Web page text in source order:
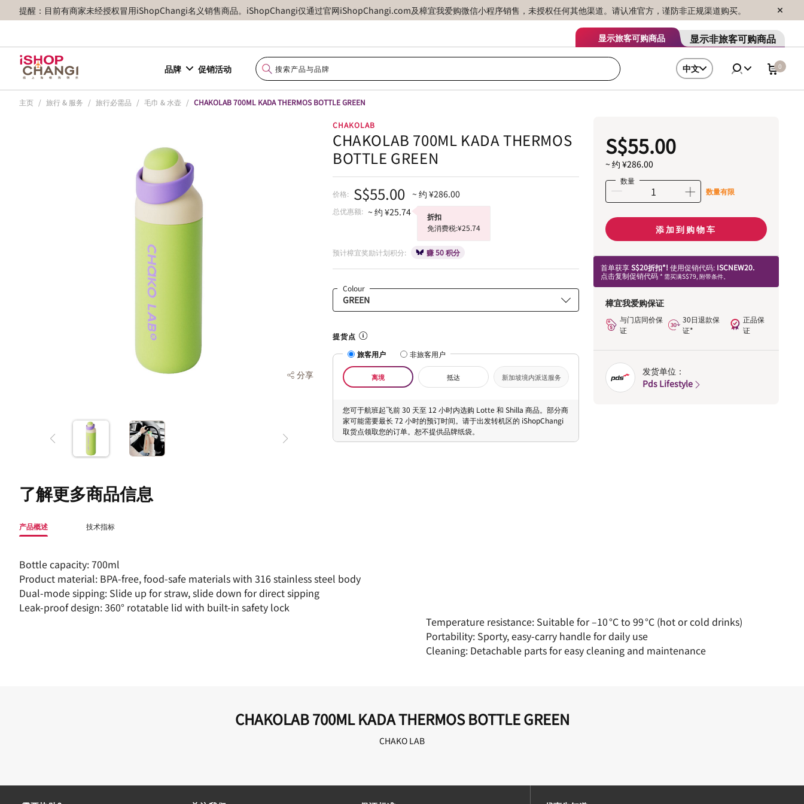
提醒：目前有商家未经授权冒用iShopChangi名义销售商品。iShopChangi仅通过官网iShopChangi.com及樟宜我爱购微信小程序销售，未授权任何其他渠道。请认准官方，谨防非正规渠道购买。
显示旅客可购商品 显示非旅客可购商品
品牌 促销活动 中文 0
主页 / 旅行 & 服务 / 旅行必需品 / 毛巾 & 水壶 / CHAKOLAB 700ML KADA THERMOS BOTTLE GREEN
分享
CHAKOLAB
CHAKOLAB 700ML KADA THERMOS
BOTTLE GREEN
价格: S$55.00 ~ 约 ¥286.00
总优惠额: ~ 约 ¥25.74
折扣
免消费税:¥25.74
预计樟宜奖励计划积分: 赚 50 积分
Colour
提货点
旅客用户
非旅客用户
离境 抵达 新加坡境内派送服务
您可于航班起飞前 30 天至 12 小时内选购 Lotte 和 Shilla 商品。部分商
家可能需要最长 72 小时的预订时间。请于出发转机区的 iShopChangi
取货点领取您的订单。恕不提供品牌纸袋。
S$55.00
~ 约 ¥286.00
数量
数量有限
添加到购物车
首单获享S$20折扣*! 使用促销代码: ISCNEW20.
点击复制促销代码 * 需买满S$79, 附带条件。
樟宜我爱购保证
与门店同价保
证
30日退款保
证*
正品保
证
发货单位：
Pds Lifestyle
了解更多商品信息
产品概述 技术指标
Bottle capacity: 700ml
Product material: BPA-free, food-safe materials with 316 stainless steel body
Dual-mode sipping: Slide up for straw, slide down for direct sipping
Leak-proof design: 360° rotatable lid with built-in safety lock
Temperature resistance: Suitable for –10 °C to 99 °C (hot or cold drinks)
Portability: Sporty, easy-carry handle for daily use
Cleaning: Detachable parts for easy cleaning and maintenance
CHAKOLAB 700ML KADA THERMOS BOTTLE GREEN
CHAKO LAB